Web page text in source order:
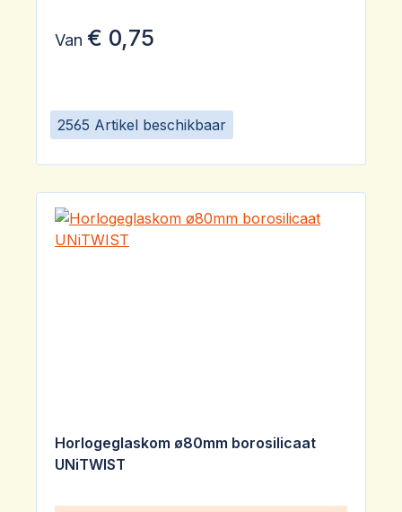
2565 Artikel beschikbaar
Van € 0,75
Horlogeglaskom ø80mm borosilicaat
UNiTWIST